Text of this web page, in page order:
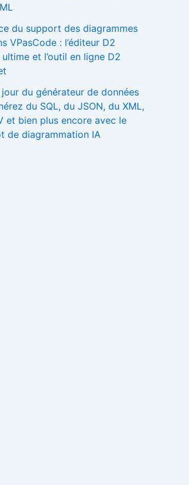
du support des diagrammes
VPasCode : l’éditeur D2
et l’outil en ligne D2
jour du générateur de données
du SQL, du JSON, du XML,
et bien plus encore avec le
de diagrammation IA